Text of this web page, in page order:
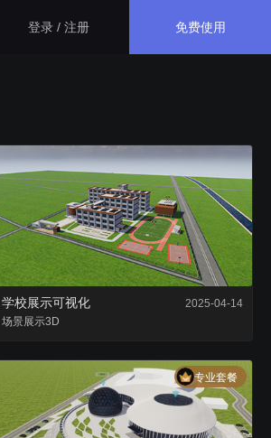
GISBox
一站式三维 GIS 处理工具
斑斑低代码
完全免费的低代码平台
瓦石物联
轻装3D
模型轻量化处理工具
登录 / 注册 免费使用
学校展示可视化
2025-04-14
场景展示3D
专业套餐